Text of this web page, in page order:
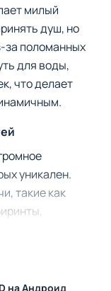
милый
душ, но
за поломанных
для воды,
что делает
уникален.
такие как
добавляя
Всё это
на Андроид